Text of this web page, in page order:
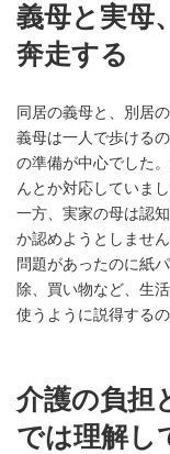
義母と実母
奔走する
同居の義母と、別居
義母は一人で歩ける
の準備が中心でした
んとか対応していまし
一方、実家の母は認
か認めようとしませ
問題があったのに紙
除、買い物など、生
使うように説得する
介護の負担
では理解し